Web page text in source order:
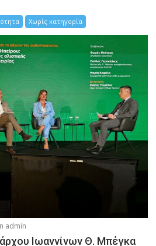
Χωρίς κατηγορία
admin
Ιωαννίνων Θ. Μπέγκα